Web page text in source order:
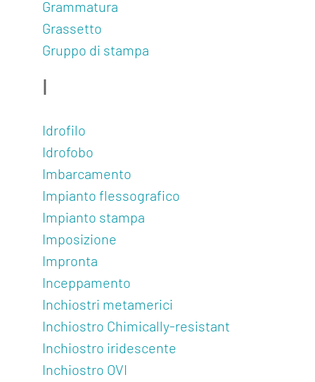
Contatti
Grammatura
Grassetto
Gruppo di stampa
Idrofilo
Idrofobo
Imbarcamento
Impianto flessografico
Impianto stampa
Imposizione
Impronta
Inceppamento
Inchiostri metamerici
Inchiostro Chimically-resistant
Inchiostro iridescente
Inchiostro OVI